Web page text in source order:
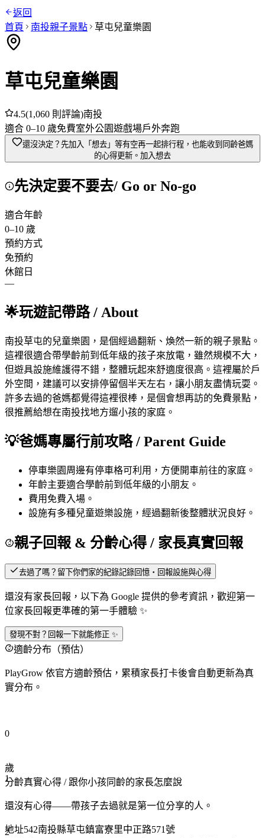
返回
首頁
南投親子景點 草屯兒童樂園
草屯兒童樂園
4.5(1,060 則評論)南投
適合 0–10 歲免費室外公園遊戲場戶外奔跑
還沒決定？先加入「想去」 等有空再一起排行程，也能收到同齡爸媽
的心得更新。 加入想去
先決定要不要去/ Go or No-go
適合年齡
0–10 歲
預約方式
免預約
休館日
—
🌟玩遊記帶路/ About
南投草屯的兒童樂園，是個經過翻新、煥然一新的親子景點。
這裡很適合帶學齡前到低年級的孩子來放電，雖然規模不大，
但遊具設施維護得不錯，整體玩起來舒適度很高。這裡屬於戶
外空間，建議可以安排停留個半天左右，讓小朋友盡情玩耍。
許多去過的爸媽都覺得這裡很棒，是個會想再訪的免費景點，
很推薦給想在南投找地方遛小孩的家庭。
💡爸媽專屬行前攻略 / Parent Guide
停車樂園周邊有停車格可利用，方便開車前往的家庭。
年齡主要適合學齡前到低年級的小朋友。
費用 免費入場。
設施有多種兒童遊樂設施，經過翻新後整體狀況良好。
親子回報 & 分齡心得 / 家長真實回報
去過了嗎？留下你們家的紀錄記錄回憶・回報設施與心得
還沒有家長回報，以下為 Google 提供的參考資訊，歡迎第一
位家長回報更準確的第一手體驗 ✨
發現不對？回報一下就能修正 ✨
適齡分布（預估）
PlayGrow 依官方適齡預估，累積家長打卡後會自動更新為真
實分布。
0
1
2
歲
分齡真實心得 / 跟你小孩同齡的家長怎麼說
還沒有心得——帶孩子去過就是第一位分享的人。
地址542南投縣草屯鎮富寮里中正路571號